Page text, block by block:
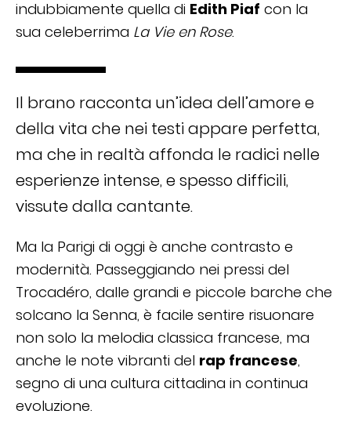
indubbiamente quella di Edith Piaf con la
sua celeberrima La Vie en Rose.
Il brano racconta un’idea dell’amore e
della vita che nei testi appare perfetta,
ma che in realtà affonda le radici nelle
esperienze intense, e spesso difficili,
vissute dalla cantante.
Ma la Parigi di oggi è anche contrasto e
modernità. Passeggiando nei pressi del
Trocadéro, dalle grandi e piccole barche che
solcano la Senna, è facile sentire risuonare
non solo la melodia classica francese, ma
anche le note vibranti del rap francese,
segno di una cultura cittadina in continua
evoluzione.